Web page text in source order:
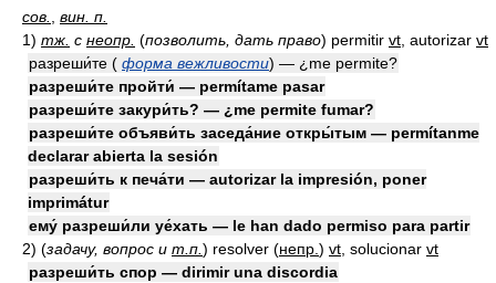
сов.
вин. п.
1) тж. с неопр. (позволить, дать право) permitir vt , autorizar vt
разреши́те ( форма вежливости) — ¿me permite?
разреши́те пройти́ — permítame pasar
разреши́те закури́ть? — ¿me permite fumar?
разреши́те объяви́ть заседа́ние откры́тым — permítanme
declarar abierta la sesión
разреши́ть к печа́ти — autorizar la impresión, poner
imprimátur
ему́ разреши́ли уе́хать — le han dado permiso para partir
2) (задачу, вопрос и т.п. ) resolver (непр. ) vt , solucionar vt
разреши́ть спор — dirimir una discordia